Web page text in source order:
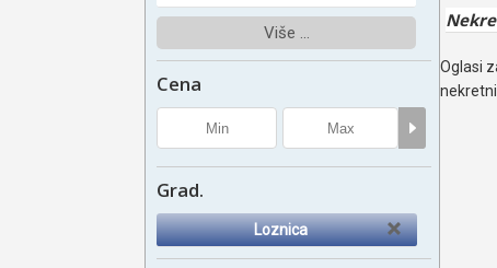
Više ...
Cena
Grad.
Loznica
Oglasi